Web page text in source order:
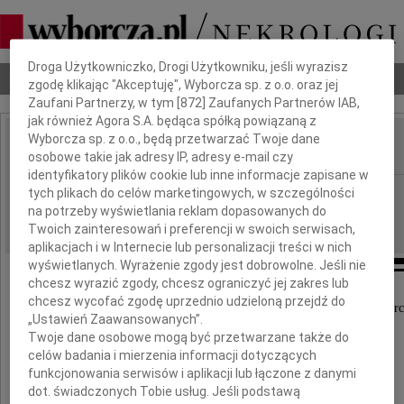
Nekrologi Odeszli Poradnik pogrzebowy
IMIĘ I NAZWISKO:
REGION: Łódź
DATA EMISJI: 21.10.2009
Z głębokim żalem przyjęłam informację o
??????
Dbamy o Twoją prywatność
Droga Użytkowniczko, Drogi Użytkowniku, jeśli wyrazisz
zgodę klikając "Akceptuję", Wyborcza sp. z o.o. oraz jej
Zaufani Partnerzy, w tym [872 ] Zaufanych Partnerów IAB,
jak również Agora S.A. będąca spółką powiązaną z
Wyborcza sp. z o.o., będą przetwarzać Twoje dane
osobowe takie jak adresy IP, adresy e-mail czy
identyfikatory plików cookie lub inne informacje zapisane w
tych plikach do celów marketingowych, w szczególności
na potrzeby wyświetlania reklam dopasowanych do
Twoich zainteresowań i preferencji w swoich serwisach,
aplikacjach i w Internecie lub personalizacji treści w nich
wyświetlanych. Wyrażenie zgody jest dobrowolne. Jeśli nie
chcesz wyrazić zgody, chcesz ograniczyć jej zakres lub
chcesz wycofać zgodę uprzednio udzieloną przejdź do
„Ustawień Zaawansowanych”.
Twoje dane osobowe mogą być przetwarzane także do
celów badania i mierzenia informacji dotyczących
funkcjonowania serwisów i aplikacji lub łączone z danymi
dot. świadczonych Tobie usług. Jeśli podstawą